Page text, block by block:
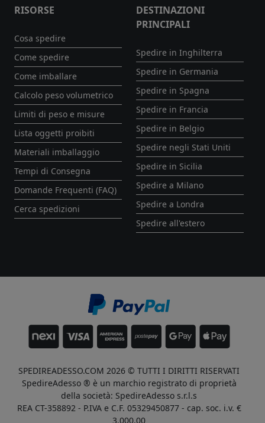
RISORSE
Cosa spedire
Come spedire
Come imballare
Calcolo peso volumetrico
Limiti di peso e misure
Lista oggetti proibiti
Materiali imballaggio
Tempi di Consegna
Domande Frequenti (FAQ)
Cerca spedizioni
DESTINAZIONI
PRINCIPALI
Spedire in Inghilterra
Spedire in Germania
Spedire in Spagna
Spedire in Francia
Spedire in Belgio
Spedire negli Stati Uniti
Spedire in Sicilia
Spedire a Milano
Spedire a Londra
Spedire all'estero
SPEDIREADESSO.COM 2026 © TUTTI I DIRITTI RISERVATI
SpedireAdesso ® è un marchio registrato di proprietà
della società: SpedireAdesso s.r.l.s
REA CT-358892 - P.IVA e C.F. 05329450877 - cap. soc. i.v. €
3.000,00